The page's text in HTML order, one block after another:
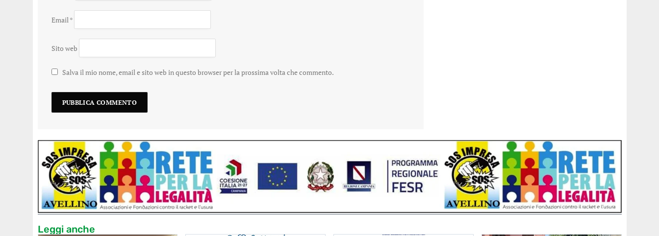
Email *
Sito web
Salva il mio nome, email e sito web in questo browser per la prossima volta che commento.
Leggi anche